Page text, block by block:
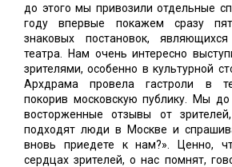
до этого мы привозили отдельные
году впервые покажем сразу
знаковых постановок,
театра. Нам очень интересно
зрителями, особенно в культурной
Архдрама провела гастроли в
покорив московскую публику. Мы
восторженные отзывы от
подходят люди в Москве и
вновь приедете к нам?». Ценно,
сердцах зрителей, о нас помнят,